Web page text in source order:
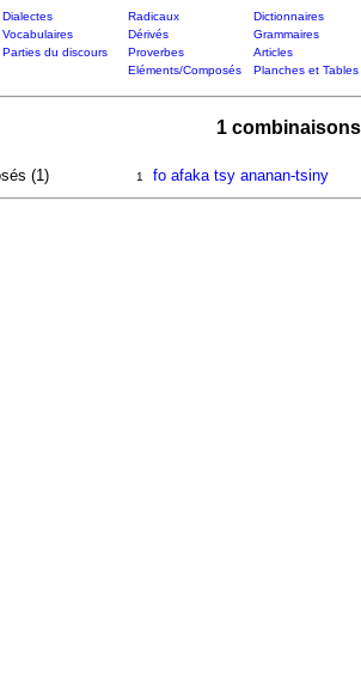
Dialectes Radicaux
Dictionnaires
Vocabulaires Dérivés
Grammaires
Parties du discours Proverbes
Articles
Eléments/Composés Planches et Tables
1
(1) 1 fo afaka tsy ananan-tsiny